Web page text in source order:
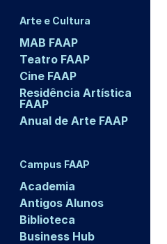
Arte e Cultura
MAB FAAP
Teatro FAAP
Cine FAAP
Residência Artística
FAAP
Anual de Arte FAAP
Campus FAAP
Academia
Antigos Alunos
Biblioteca
Business Hub